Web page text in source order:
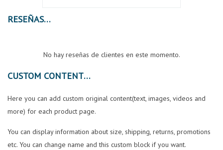
RESEÑAS
No hay reseñas de clientes en este momento.
CUSTOM CONTENT
Here you can add custom original content(text, images, videos and
more) for each product page.
You can display information about size, shipping, returns, promotions
etc. You can change name and this custom block if you want.